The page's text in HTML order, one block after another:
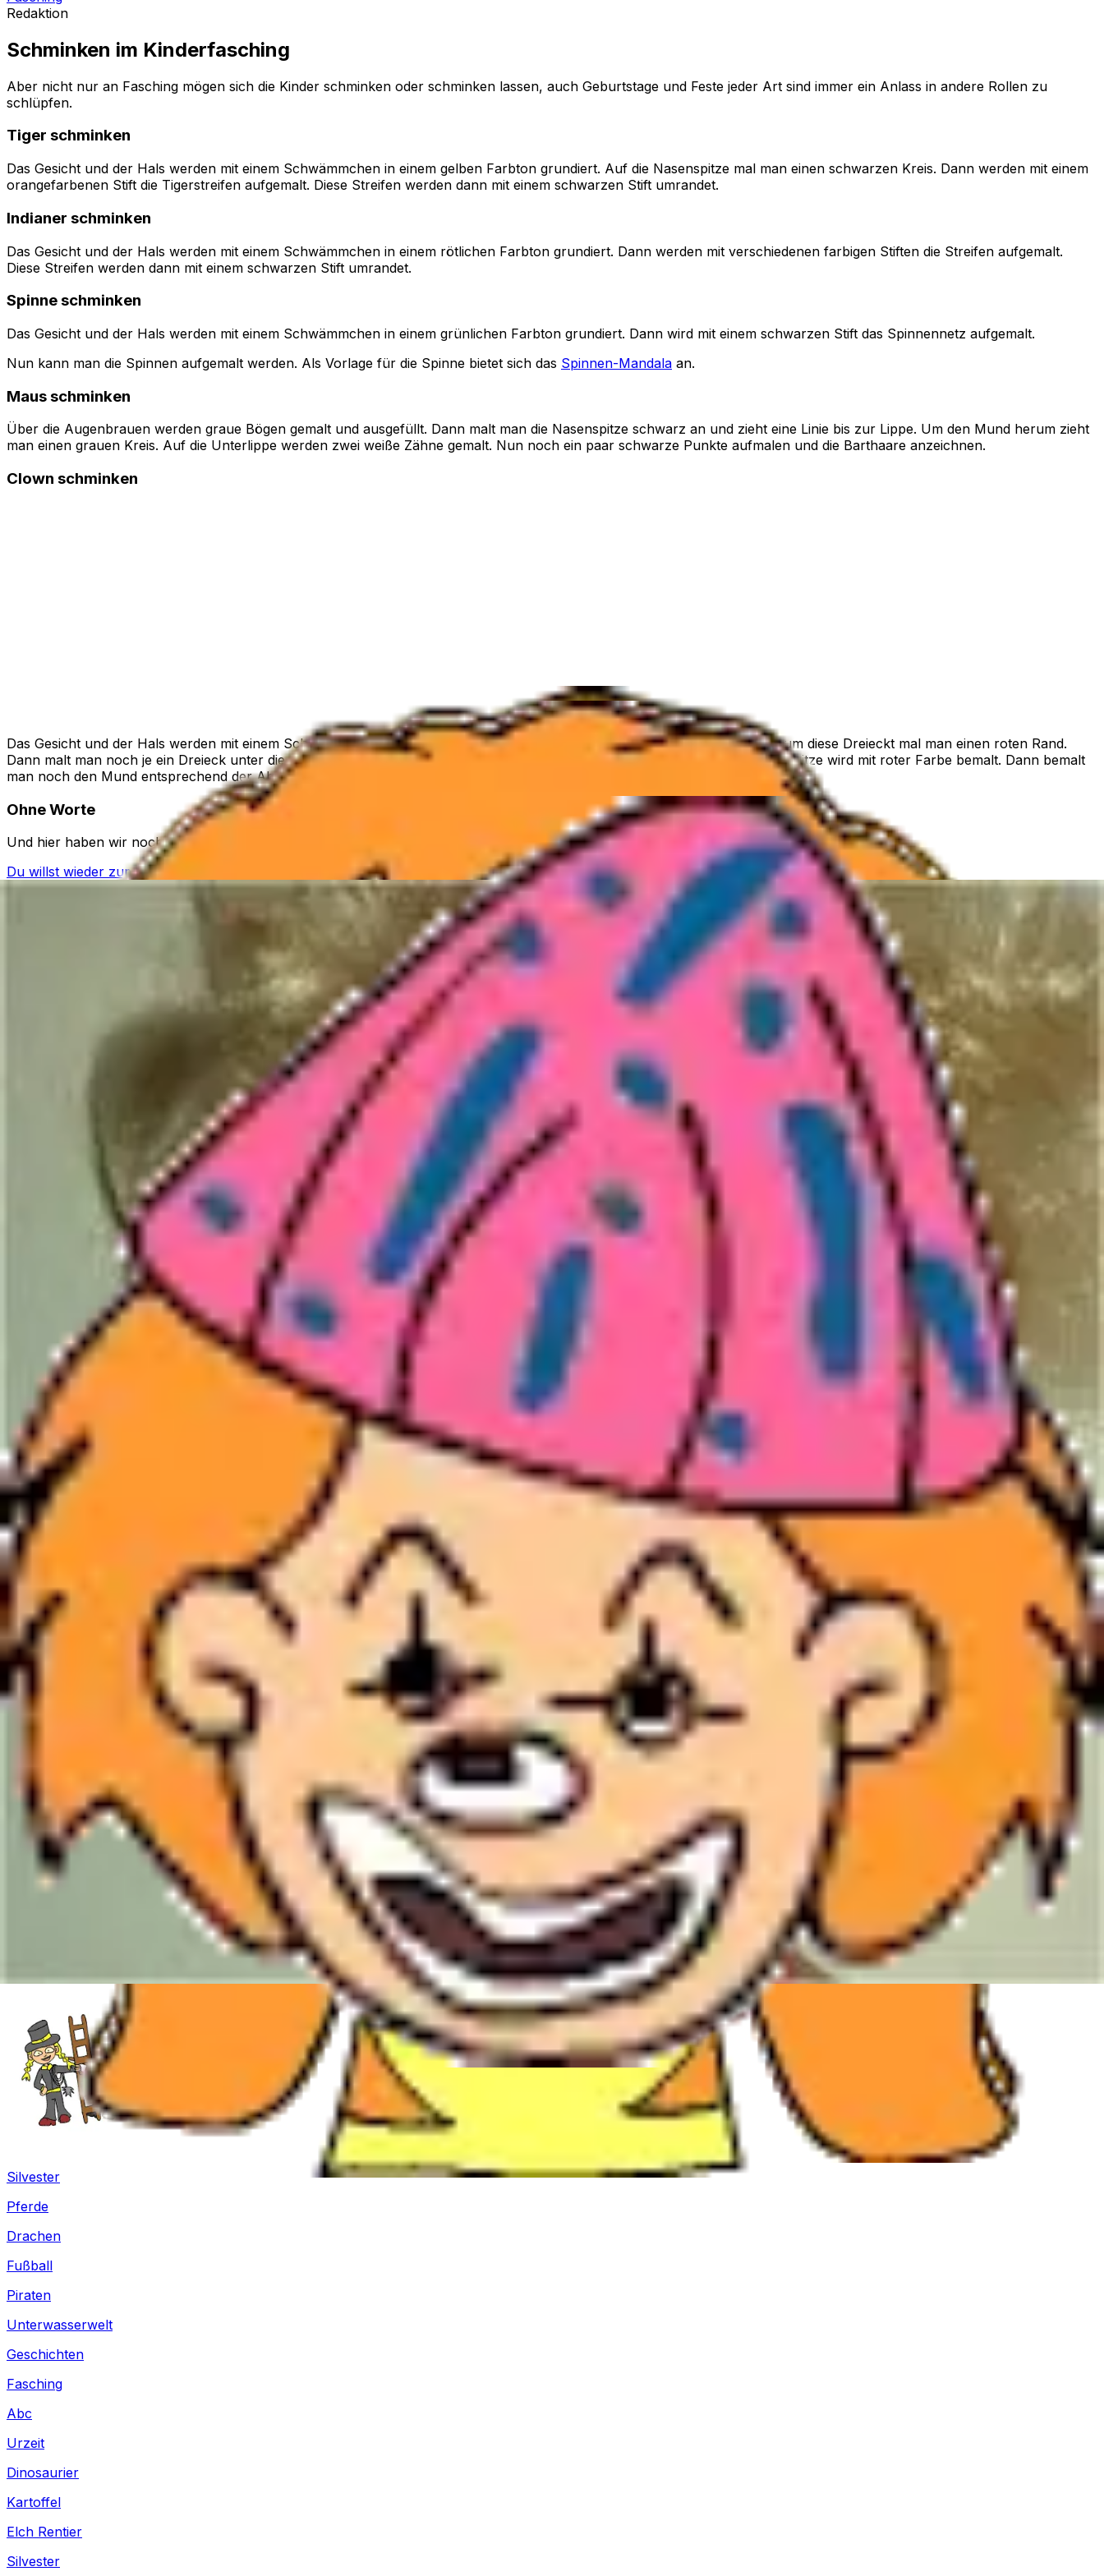
Redaktion
Schminken im Kinderfasching
Aber nicht nur an Fasching mögen sich die Kinder schminken oder schminken lassen, auch Geburtstage und Feste jeder Art sind immer ein Anlass in andere Rollen zu
schlüpfen.
Tiger schminken
Das Gesicht und der Hals werden mit einem Schwämmchen in einem gelben Farbton grundiert. Auf die Nasenspitze mal man einen schwarzen Kreis. Dann werden mit einem
orangefarbenen Stift die Tigerstreifen aufgemalt. Diese Streifen werden dann mit einem schwarzen Stift umrandet.
Indianer schminken
Das Gesicht und der Hals werden mit einem Schwämmchen in einem rötlichen Farbton grundiert. Dann werden mit verschiedenen farbigen Stiften die Streifen aufgemalt.
Diese Streifen werden dann mit einem schwarzen Stift umrandet.
Spinne schminken
Das Gesicht und der Hals werden mit einem Schwämmchen in einem grünlichen Farbton grundiert. Dann wird mit einem schwarzen Stift das Spinnennetz aufgemalt.
Nun kann man die Spinnen aufgemalt werden. Als Vorlage für die Spinne bietet sich das Spinnen-Mandala an.
Maus schminken
Über die Augenbrauen werden graue Bögen gemalt und ausgefüllt. Dann malt man die Nasenspitze schwarz an und zieht eine Linie bis zur Lippe. Um den Mund herum zieht
man einen grauen Kreis. Auf die Unterlippe werden zwei weiße Zähne gemalt. Nun noch ein paar schwarze Punkte aufmalen und die Barthaare anzeichnen.
Clown schminken
Das Gesicht und der Hals werden mit einem Schwämmchen in weiß grundiert. Über die Augen malt man ein blaues Dreieck, um diese Dreieckt mal man einen roten Rand.
Dann malt man noch je ein Dreieck unter die Augen. Auf die Wangen und die Stirn werden Luftballons gemacht. Diese Nasenspitze wird mit roter Farbe bemalt. Dann bemalt
man noch den Mund entsprechend der Abbildung.
Ohne Worte
Und hier haben wir nocheinen Tipp um Schminkfarben herzustellen!
Du willst wieder zum Fasching-Spezial?
Entdecke unsere Themen
Mandala für Kinder
Ostern
Silvester
Pferde
Drachen
Fußball
Piraten
Unterwasserwelt
Geschichten
Fasching
Abc
Urzeit
Dinosaurier
Kartoffel
Elch Rentier
Silvester